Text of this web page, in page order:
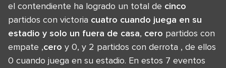
el contendiente ha logrado un total de cinco
partidos con victoria cuatro cuando juega en su
estadio y solo un fuera de casa, cero partidos con
empate ,cero y 0, y 2 partidos con derrota , de ellos
0 cuando juega en su estadio. En estos 7 eventos